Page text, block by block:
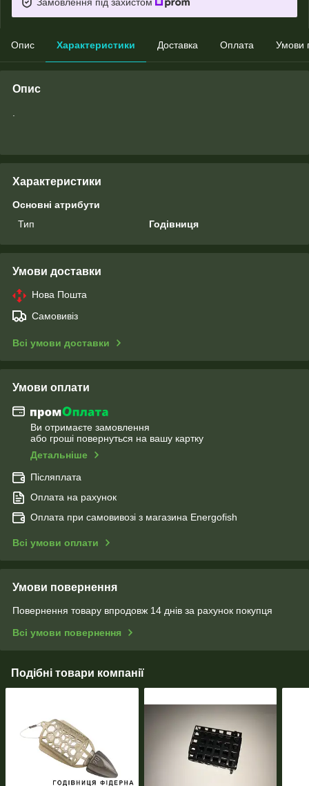
Опис Характеристики Доставка Оплата Умови
Опис
Характеристики
Основні атрибути
Тип
Годівниця
Умови доставки
Нова Пошта
Самовивіз
Всі умови доставки
Умови оплати
Ви отримаєте замовлення
або гроші повернуться на вашу картку
Детальніше
Післяплата
Оплата на рахунок
Оплата при самовивозі з магазина Energofish
Всі умови оплати
Умови повернення
Повернення товару впродовж 14 днів за рахунок покупця
Всі умови повернення
Подібні товари компанії